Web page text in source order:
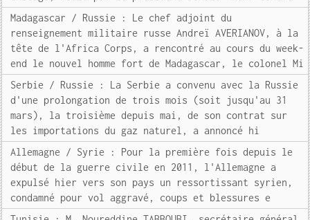
Madagascar / Russie : Le chef adjoint du
renseignement militaire russe Andreï AVERIANOV, à la
tête de l'Africa Corps, a rencontré au cours du week-
end le nouvel homme fort de Madagascar, le colonel Mi
Serbie / Russie : La Serbie a convenu avec la Russie
d'une prolongation de trois mois (soit jusqu'au 31
mars), la troisième depuis mai, de son contrat sur
les importations du gaz naturel, a annoncé hi
Allemagne / Syrie : Pour la première fois depuis le
début de la guerre civile en 2011, l'Allemagne a
expulsé hier vers son pays un ressortissant syrien,
condamné pour vol aggravé, coups et blessures e